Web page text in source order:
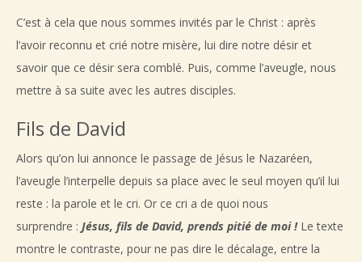
C’est à cela que nous sommes invités par le Christ : après
l’avoir reconnu et crié notre misère, lui dire notre désir et
savoir que ce désir sera comblé. Puis, comme l’aveugle, nous
mettre à sa suite avec les autres disciples.
Fils de David
Alors qu’on lui annonce le passage de Jésus le Nazaréen,
l’aveugle l’interpelle depuis sa place avec le seul moyen qu’il lui
reste : la parole et le cri. Or ce cri a de quoi nous
surprendre : Jésus, fils de David, prends pitié de moi !Le texte
montre le contraste, pour ne pas dire le décalage, entre la